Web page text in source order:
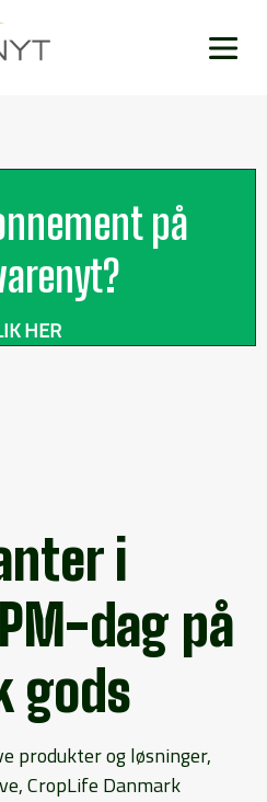
på
HER
i
dag på
gods
produkter og løsninger,
CropLife Danmark